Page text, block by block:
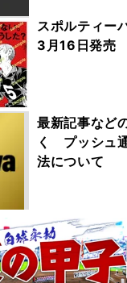
スポルティ
3月16日発売
最新記事など
く プッシュ
法について